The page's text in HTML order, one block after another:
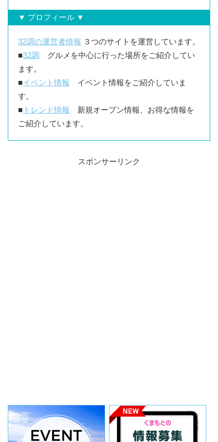
▼ プロフィール ▼
32調の運営者情報 ３つのサイトを運営しています。
■32調
グルメを中心に行った場所をご紹介してい
ます。
■イベント情報
イベント情報をご紹介していま
す。
■ トレンド情報
新規オープン情報、お得な情報を
ご紹介しています。
スポンサーリンク